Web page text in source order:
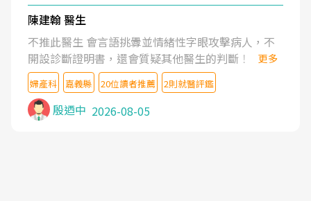
陳建翰 醫生
不推此醫生 會言語挑釁並情緒性字眼攻擊病人，不
開設診斷證明書，還會質疑其他醫生的判斷！
更多
婦產科 嘉義縣 20位讀者推薦 2則就醫評鑑
殷迺中 2026-08-05